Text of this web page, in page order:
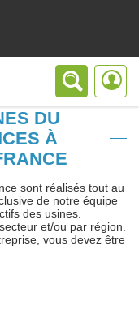
DU
À
sont réalisés tout au
de notre équipe
des usines.
et/ou par région.
vous devez être